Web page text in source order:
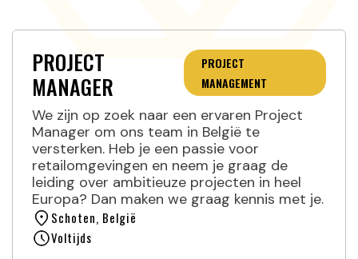
PROJECT
MANAGER
PROJECT
MANAGEMENT
We zijn op zoek naar een ervaren Project
Manager om ons team in België te
versterken. Heb je een passie voor
retailomgevingen en neem je graag de
leiding over ambitieuze projecten in heel
Europa? Dan maken we graag kennis met je.
Schoten, België
Voltijds